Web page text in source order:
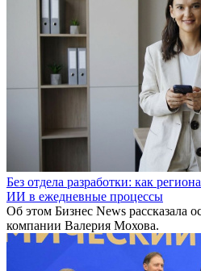
Без отдела разработки: как
ИИ в ежедневные процессы
Об этом Бизнес News рассказала
компании Валерия Мохова.